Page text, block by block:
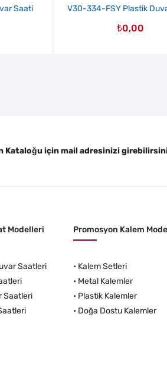
Saati V30-334-FSY Plastik
₺0,00
Kataloğu için mail adresinizi
Modelleri
Saatleri
Saatleri
Promosyon Kalem
• Kalem Setleri
• Metal Kalemler
• Plastik Kalemler
• Doğa Dostu Kalemler